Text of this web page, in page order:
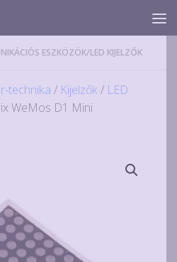
ESZKÖZÖK/LED KIJELZŐK
technika / Kijelzők / LED
WeMos D1 Mini